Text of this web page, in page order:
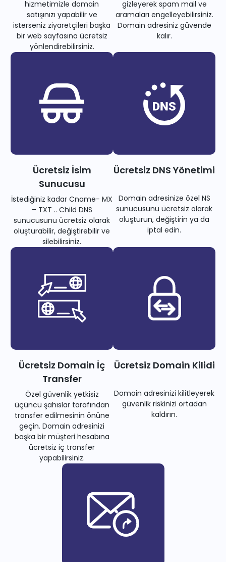
hizmetimizle domain
satışınızı yapabilir ve
isterseniz ziyaretçileri başka
bir web sayfasına ücretsiz
yönlendirebilirsiniz.
gizleyerek spam mail ve
aramaları engelleyebilirsiniz.
Domain adresiniz güvende
kalır.
Ücretsiz İsim
Sunucusu
İstediğiniz kadar Cname- MX
– TXT .. Child DNS
sunucusunu ücretsiz olarak
oluşturabilir, değiştirebilir ve
silebilirsiniz.
Ücretsiz DNS Yönetimi
Domain adresinize özel NS
sunucusunu ücretsiz olarak
oluşturun, değiştirin ya da
iptal edin.
Ücretsiz Domain İç
Transfer
Özel güvenlik yetkisiz
üçüncü şahıslar tarafından
transfer edilmesinin önüne
geçin. Domain adresinizi
başka bir müşteri hesabına
ücretsiz iç transfer
yapabilirsiniz.
Ücretsiz Domain Kilidi
Domain adresinizi kilitleyerek
güvenlik riskinizi ortadan
kaldırın.